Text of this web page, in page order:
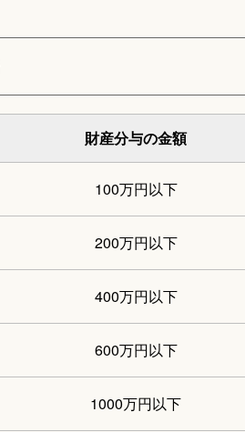
財産分与の金額
100万円以下
200万円以下
400万円以下
600万円以下
1000万円以下